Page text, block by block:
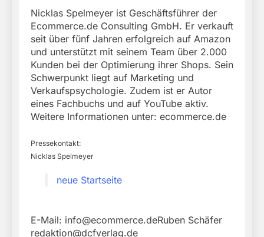
Nicklas Spelmeyer ist Geschäftsführer der
Ecommerce.de Consulting GmbH. Er verkauft
seit über fünf Jahren erfolgreich auf Amazon
und unterstützt mit seinem Team über 2.000
Kunden bei der Optimierung ihrer Shops. Sein
Schwerpunkt liegt auf Marketing und
Verkaufspsychologie. Zudem ist er Autor
eines Fachbuchs und auf YouTube aktiv.
Weitere Informationen unter: ecommerce.de
Pressekontakt:
Nicklas Spelmeyer
neue Startseite
E-Mail: info@ecommerce.deRuben Schäfer
redaktion@dcfverlag.de